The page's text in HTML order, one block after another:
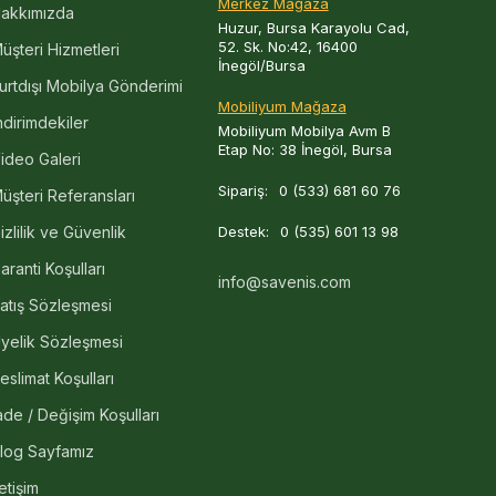
Hizmetleri
Mobilya Gönderimi
Galeri
Referansları
ve Güvenlik
Koşulları
Sözleşmesi
Sözleşmesi
Koşulları
/ Değişim Koşulları
Sayfamız
Huzur, Bursa Karayolu Cad,
52. Sk. No:42, 16400
İnegöl/Bursa
Mobiliyum Mağaza
Mobiliyum Mobilya Avm B
Etap No: 38 İnegöl, Bursa
Sipariş: 0 (533) 681 60 76
Destek: 0 (535) 601 13 98
info@savenis.com